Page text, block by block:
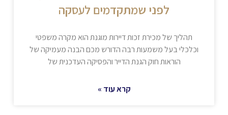
לפני שמתקדמים לעסקה
תהליך של מכירת זכות דיירות מוגנת הוא מקרה משפטי
וכלכלי בעל משמעות רבה הדורש מכם הבנה מעמיקה של
הוראות חוק הגנת הדייר והפסיקה העדכנית של
קרא עוד »